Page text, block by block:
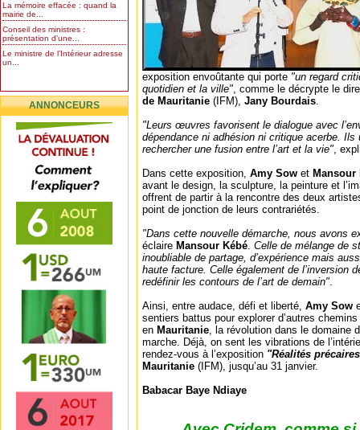
La mémoire effacée : quand la
mairie de...
Conseil des ministres :
présentation d’une...
Le ministre de l’Intérieur adresse
un...
ANNONCEURS
exposition envoûtante qui porte "un regard
quotidien et la ville", comme le décrypte le
de Mauritanie (IFM), Jany Bourdais.
"Leurs œuvres favorisent le dialogue avec
dépendance ni adhésion ni critique acerbe. Ils
rechercher une fusion entre l’art et la vie",
Dans cette exposition, Amy Sow et Mansour
avant le design, la sculpture, la peinture et
offrent de partir à la rencontre des deux
point de jonction de leurs contrariétés.
"Dans cette nouvelle démarche, nous avons
éclaire Mansour Kébé. Celle de mélange de
inoubliable de partage, d’expérience mais
haute facture. Celle également de l’inversion
redéfinir les contours de l’art de demain".
Ainsi, entre audace, défi et liberté, Amy Sow
sentiers battus pour explorer d’autres
en Mauritanie, la révolution dans le domaine
marche. Déjà, on sent les vibrations de
rendez-vous à l’exposition "Réalités
Mauritanie (IFM), jusqu’au 31 janvier.
Babacar Baye Ndiaye